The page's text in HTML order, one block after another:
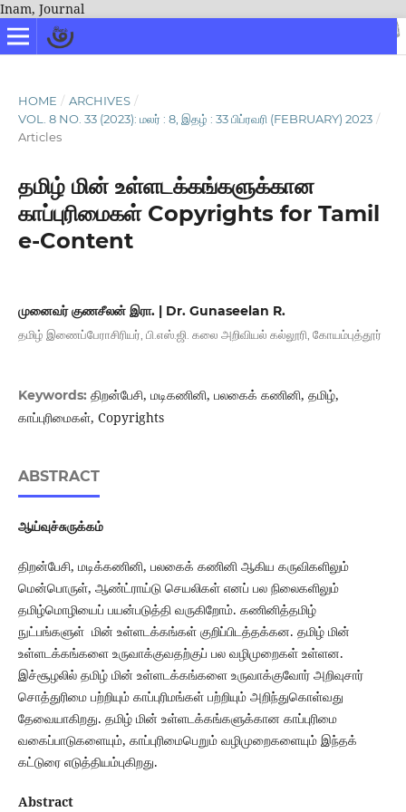
Inam, Journal
HOME / ARCHIVES /
VOL. 8 NO. 33 (2023): மலர் : 8, இதழ் : 33 பிப்ரவரி (FEBRUARY) 2023 /
Articles
தமிழ் மின் உள்ளடக்கங்களுக்கான
காப்புரிமைகள் Copyrights for Tamil
e-Content
முனைவர் குணசீலன் இரா. | Dr. Gunaseelan R.
தமிழ் இணைப்பேராசிரியர், பி.எஸ்.ஜி. கலை அறிவியல் கல்லூரி, கோயம்புத்தூர்
Keywords: திறன்பேசி, மடிகணினி, பலகைக் கணினி, தமிழ்,
காப்புரிமைகள், Copyrights
ABSTRACT
ஆய்வுச்சுருக்கம்
திறன்பேசி, மடிக்கணினி, பலகைக் கணினி ஆகிய கருவிகளிலும்
மென்பொருள், ஆண்ட்ராய்டு செயலிகள் எனப் பல நிலைகளிலும்
தமிழ்மொழியைப் பயன்படுத்தி வருகிறோம். கணினித்தமிழ்
நுட்பங்களுள் மின் உள்ளடக்கங்கள் குறிப்பிடத்தக்கன. தமிழ் மின்
உள்ளடக்கங்களை உருவாக்குவதற்குப் பல வழிமுறைகள் உள்ளன.
இச்சூழலில் தமிழ் மின் உள்ளடக்கங்களை உருவாக்குவோர் அறிவுசார்
சொத்துரிமை பற்றியும் காப்புரிமங்கள் பற்றியும் அறிந்துகொள்வது
தேவையாகிறது. தமிழ் மின் உள்ளடக்கங்களுக்கான காப்புரிமை
வகைப்பாடுகளையும், காப்புரிமைபெறும் வழிமுறைகளையும் இந்தக்
கட்டுரை எடுத்தியம்புகிறது.
Abstract